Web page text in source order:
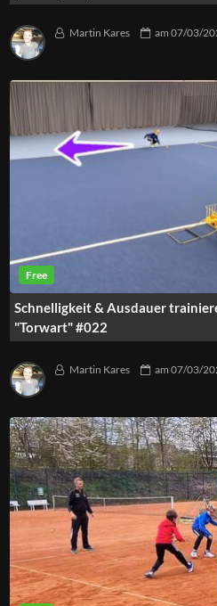
Martin Kares am07/03/
Schnelligkeit & Ausdauer
"Torwart" #022
Martin Kares am07/03/